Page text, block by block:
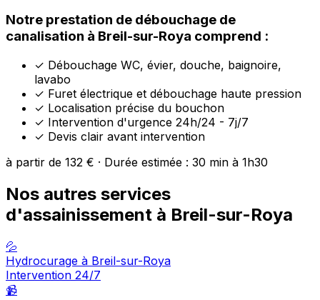
Notre prestation de débouchage de
canalisation à Breil-sur-Roya comprend :
✓ Débouchage WC, évier, douche, baignoire,
lavabo
✓ Furet électrique et débouchage haute pression
✓ Localisation précise du bouchon
✓ Intervention d'urgence 24h/24 - 7j/7
✓ Devis clair avant intervention
à partir de 132 € · Durée estimée : 30 min à 1h30
Nos autres services
d'assainissement à Breil-sur-Roya
💦
Hydrocurage à Breil-sur-Roya
Intervention 24/7
📹